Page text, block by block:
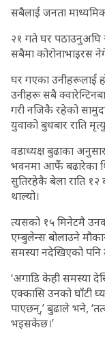
सबैलाई जनता माध्यमिक
२१ गते घर पठाउनुअघि
सबैमा कोरोनाभाइरस
घर गएका उनीहरूलाई
उनीहरू सबै
गरी नजिकै रहेको
युवाको बुधबार राति
वडाध्यक्ष बुढाका
भवनमा आफैं बढारेका
सुतिरहेकै बेला राति १२
थाल्यो।
त्यसको १५ मिनेटमै
एम्बुलेन्स बोलाउने
समस्या नदेखिएको पनि
‘अगाडि केही समस्या
एक्कासि उनको घाँटी
पाएछन्,’ बुढाले भने,
भइसकेछ।’